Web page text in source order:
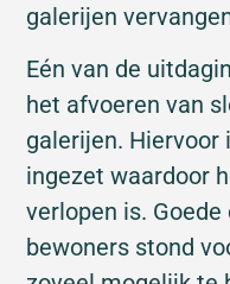
galerijen
Eén van de
het afvoeren van
galerijen. Hiervoor
ingezet waardoor
verlopen is.
bewoners stond